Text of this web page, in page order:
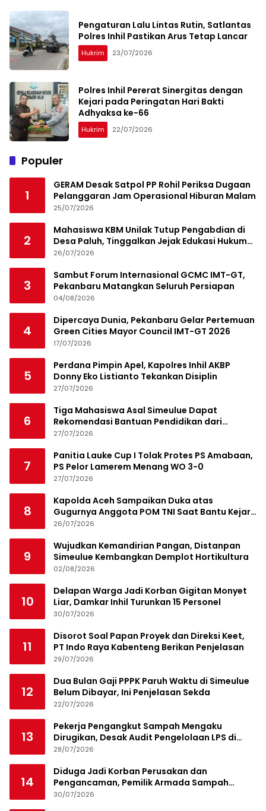
Pengaturan Lalu Lintas Rutin, Satlantas
Polres Inhil Pastikan Arus Tetap Lancar
Hukrim 23/07/2026
Polres Inhil Pererat Sinergitas dengan
Kejari pada Peringatan Hari Bakti
Adhyaksa ke-66
Hukrim 22/07/2026
Populer
1
GERAM Desak Satpol PP Rohil Periksa Dugaan
Pelanggaran Jam Operasional Hiburan Malam
25/07/2026
2
Mahasiswa KBM Unilak Tutup Pengabdian di
Desa Paluh, Tinggalkan Jejak Edukasi Hukum
dan Aksi Sosial
26/07/2026
3
Sambut Forum Internasional GCMC IMT-GT,
Pekanbaru Matangkan Seluruh Persiapan
04/08/2026
4
Dipercaya Dunia, Pekanbaru Gelar Pertemuan
Green Cities Mayor Council IMT-GT 2026
17/07/2026
5
Perdana Pimpin Apel, Kapolres Inhil AKBP
Donny Eko Listianto Tekankan Disiplin
27/07/2026
6
Tiga Mahasiswa Asal Simeulue Dapat
Rekomendasi Bantuan Pendidikan dari
Jamaluddin Idham
27/07/2026
7
Panitia Lauke Cup I Tolak Protes PS Amabaan,
PS Pelor Lamerem Menang WO 3-0
27/07/2026
8
Kapolda Aceh Sampaikan Duka atas
Gugurnya Anggota POM TNI Saat Bantu Kejar
Bandar Narkoba
26/07/2026
9
Wujudkan Kemandirian Pangan, Distanpan
Simeulue Kembangkan Demplot Hortikultura
02/08/2026
10
Delapan Warga Jadi Korban Gigitan Monyet
Liar, Damkar Inhil Turunkan 15 Personel
30/07/2026
11
Disorot Soal Papan Proyek dan Direksi Keet,
PT Indo Raya Kabenteng Berikan Penjelasan
29/07/2026
12
Dua Bulan Gaji PPPK Paruh Waktu di Simeulue
Belum Dibayar, Ini Penjelasan Sekda
22/07/2026
13
Pekerja Pengangkut Sampah Mengaku
Dirugikan, Desak Audit Pengelolaan LPS di
Pekanbaru
28/07/2026
14
Diduga Jadi Korban Perusakan dan
Pengancaman, Pemilik Armada Sampah
Siapkan Laporan Polisi
30/07/2026